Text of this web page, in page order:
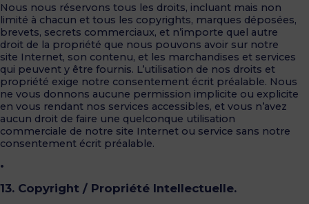
Nous nous réservons tous les droits, incluant mais non
limité à chacun et tous les copyrights, marques déposées,
brevets, secrets commerciaux, et n’importe quel autre
droit de la propriété que nous pouvons avoir sur notre
site Internet, son contenu, et les marchandises et services
qui peuvent y être fournis. L’utilisation de nos droits et
propriété exige notre consentement écrit préalable. Nous
ne vous donnons aucune permission implicite ou explicite
en vous rendant nos services accessibles, et vous n’avez
aucun droit de faire une quelconque utilisation
commerciale de notre site Internet ou service sans notre
consentement écrit préalable.
•
13. Copyright / Propriété Intellectuelle.